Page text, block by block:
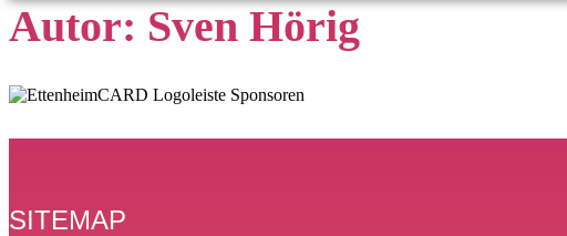
Autor: Sven Hörig
SITEMAP